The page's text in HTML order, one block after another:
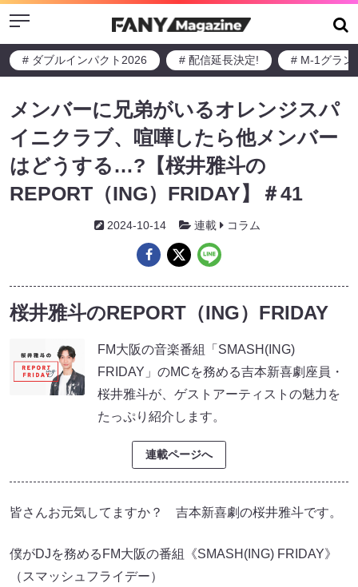
Menu
# ダブルインパクト2026 # 配信延長決定! # M-1グラン
メンバーに兄弟がいるオレンジスパ
イニクラブ、喧嘩したら他メンバー
はどうする…?【桜井雅斗の
REPORT（ING）FRIDAY】＃41
2024-10-14 連載 コラム
桜井雅斗のREPORT（ING）FRIDAY
FM大阪の音楽番組「SMASH(ING)
FRIDAY」のMCを務める吉本新喜劇座員・
桜井雅斗が、ゲストアーティストの魅力を
たっぷり紹介します。
連載ページへ
皆さんお元気してますか？ 吉本新喜劇の桜井雅斗です。
僕がDJを務めるFM大阪の番組《SMASH(ING) FRIDAY》
（スマッシュフライデー）